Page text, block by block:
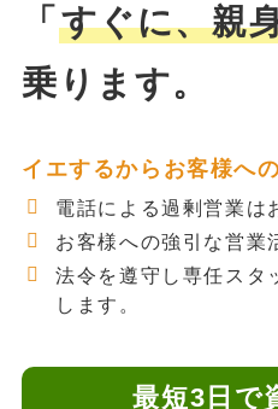
「 すぐに、親
乗ります。
イエするからお客様へ
電話による過剰営業は
お客様への強引な営業
法令を遵守し専任スタ
します。
最短3日で